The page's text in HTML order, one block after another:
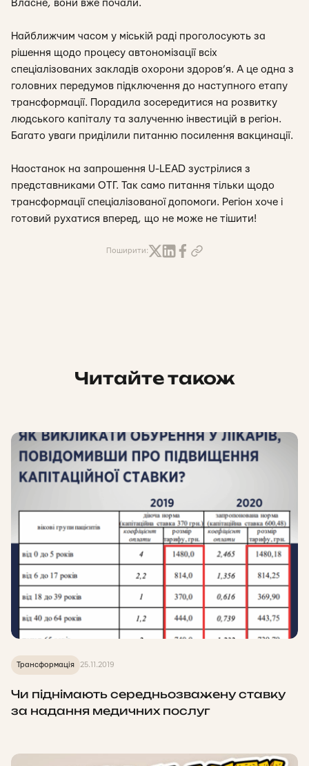
Власне, вони вже почали.
Найближчим часом у міській раді проголосують за
рішення щодо процесу автономізації всіх
спеціалізованих закладів охорони здоров’я. А це одна з
головних передумов підключення до наступного етапу
трансформації. Порадила зосередитися на розвитку
людського капіталу та залученню інвестицій в регіон.
Багато уваги приділили питанню посилення вакцинації.
Наостанок на запрошення U-LEAD зустрілися з
представниками ОТГ. Так само питання тільки щодо
трансформації спеціалізованої допомоги. Регіон хоче і
готовий рухатися вперед, що не може не тішити!
Поширити:
Читайте також
Трансформація 25.11.2019
Чи піднімають середньозважену ставку
за надання медичних послуг